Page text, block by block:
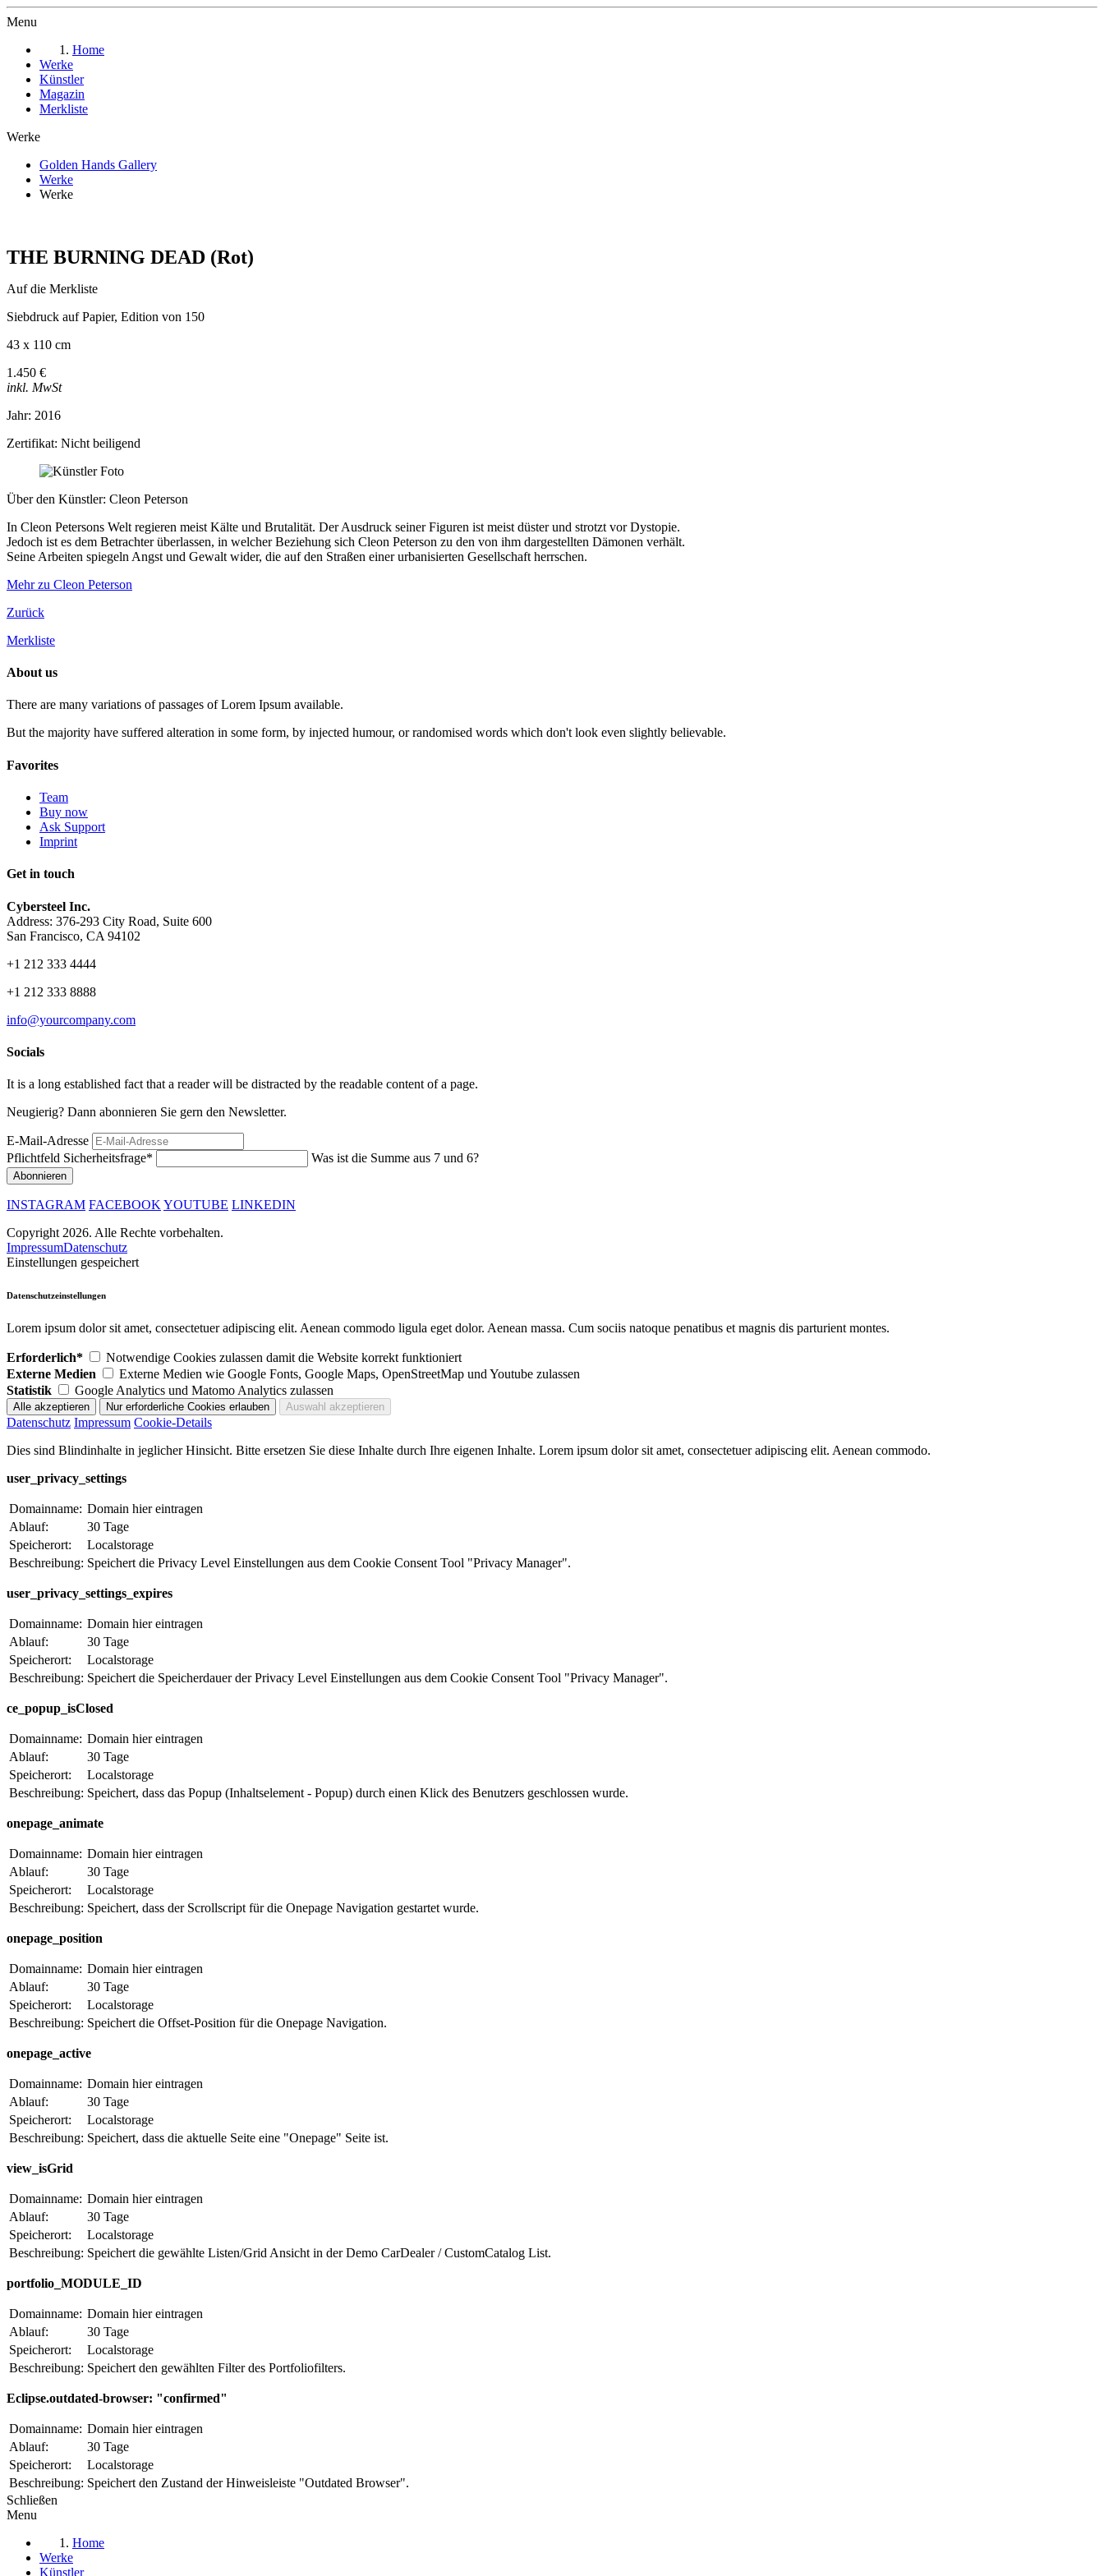
Menu
Home
Werke
Künstler
Magazin
Merkliste
Werke
Golden Hands Gallery
Werke
Werke
THE BURNING DEAD (Rot)
Auf die Merkliste
Siebdruck auf Papier, Edition von 150
43 x 110 cm
1.450 €
inkl. MwSt
Jahr: 2016
Zertifikat: Nicht beiligend
Über den Künstler: Cleon Peterson
In Cleon Petersons Welt regieren meist Kälte und Brutalität. Der Ausdruck seiner Figuren ist meist düster und strotzt vor Dystopie.
Jedoch ist es dem Betrachter überlassen, in welcher Beziehung sich Cleon Peterson zu den von ihm dargestellten Dämonen verhält.
Seine Arbeiten spiegeln Angst und Gewalt wider, die auf den Straßen einer urbanisierten Gesellschaft herrschen.
Mehr zu Cleon Peterson
Zurück
Merkliste
About us
There are many variations of passages of Lorem Ipsum available.
But the majority have suffered alteration in some form, by injected humour, or randomised words which don't look even slightly believable.
Favorites
Team
Buy now
Ask Support
Imprint
Get in touch
Cybersteel Inc.
Address: 376-293 City Road, Suite 600
San Francisco, CA 94102
+1 212 333 4444
+1 212 333 8888
info@yourcompany.com
Socials
It is a long established fact that a reader will be distracted by the readable content of a page.
Neugierig? Dann abonnieren Sie gern den Newsletter.
E-Mail-Adresse
Pflichtfeld Sicherheitsfrage* Was ist die Summe aus 7 und 6?
INSTAGRAM FACEBOOK YOUTUBE LINKEDIN
Copyright 2026. Alle Rechte vorbehalten.
ImpressumDatenschutz
Einstellungen gespeichert
Datenschutzeinstellungen
Lorem ipsum dolor sit amet, consectetuer adipiscing elit. Aenean commodo ligula eget dolor. Aenean massa. Cum sociis natoque penatibus et magnis dis parturient montes.
Erforderlich*
Notwendige Cookies zulassen damit die Website korrekt funktioniert
Externe Medien
Externe Medien wie Google Fonts, Google Maps, OpenStreetMap und Youtube zulassen
Statistik
Google Analytics und Matomo Analytics zulassen
Datenschutz Impressum Cookie-Details
Dies sind Blindinhalte in jeglicher Hinsicht. Bitte ersetzen Sie diese Inhalte durch Ihre eigenen Inhalte. Lorem ipsum dolor sit amet, consectetuer adipiscing elit. Aenean commodo.
user_privacy_settings
Domainname: Domain hier eintragen
Ablauf:
30 Tage
Speicherort:
Localstorage
Beschreibung: Speichert die Privacy Level Einstellungen aus dem Cookie Consent Tool "Privacy Manager".
user_privacy_settings_expires
Domainname: Domain hier eintragen
Ablauf:
30 Tage
Speicherort:
Localstorage
Beschreibung: Speichert die Speicherdauer der Privacy Level Einstellungen aus dem Cookie Consent Tool "Privacy Manager".
ce_popup_isClosed
Domainname: Domain hier eintragen
Ablauf:
30 Tage
Speicherort:
Localstorage
Beschreibung: Speichert, dass das Popup (Inhaltselement - Popup) durch einen Klick des Benutzers geschlossen wurde.
onepage_animate
Domainname: Domain hier eintragen
Ablauf:
30 Tage
Speicherort:
Localstorage
Beschreibung: Speichert, dass der Scrollscript für die Onepage Navigation gestartet wurde.
onepage_position
Domainname: Domain hier eintragen
Ablauf:
30 Tage
Speicherort:
Localstorage
Beschreibung: Speichert die Offset-Position für die Onepage Navigation.
onepage_active
Domainname: Domain hier eintragen
Ablauf:
30 Tage
Speicherort:
Localstorage
Beschreibung: Speichert, dass die aktuelle Seite eine "Onepage" Seite ist.
view_isGrid
Domainname: Domain hier eintragen
Ablauf:
30 Tage
Speicherort:
Localstorage
Beschreibung: Speichert die gewählte Listen/Grid Ansicht in der Demo CarDealer / CustomCatalog List.
portfolio_MODULE_ID
Domainname: Domain hier eintragen
Ablauf:
30 Tage
Speicherort:
Localstorage
Beschreibung: Speichert den gewählten Filter des Portfoliofilters.
Eclipse.outdated-browser: "confirmed"
Domainname: Domain hier eintragen
Ablauf:
30 Tage
Speicherort:
Localstorage
Beschreibung: Speichert den Zustand der Hinweisleiste "Outdated Browser".
Schließen
Menu
Home
Werke
Künstler